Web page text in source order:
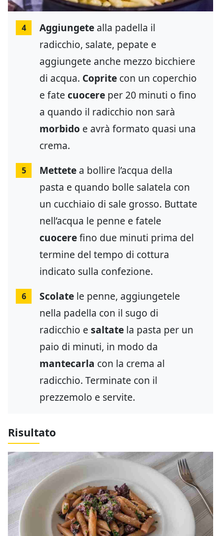
4 Aggiungete alla padella il
radicchio, salate, pepate e
aggiungete anche mezzo bicchiere
di acqua. Coprite con un coperchio
e fate cuocere per 20 minuti o fino
a quando il radicchio non sarà
morbido e avrà formato quasi una
crema.
5 Mettete a bollire l’acqua della
pasta e quando bolle salatela con
un cucchiaio di sale grosso. Buttate
nell’acqua le penne e fatele
cuocerefino due minuti prima del
termine del tempo di cottura
indicato sulla confezione.
6 Scolate le penne, aggiungetele
nella padella con il sugo di
radicchio e saltate la pasta per un
paio di minuti, in modo da
mantecarla con la crema al
radicchio. Terminate con il
prezzemolo e servite.
Risultato